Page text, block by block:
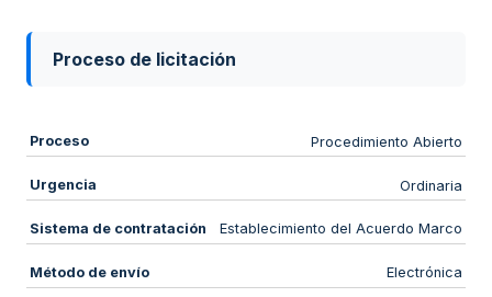
Proceso de licitación
Proceso Procedimiento Abierto
Urgencia Ordinaria
Sistema de contratación Establecimiento del Acuerdo Marco
Método de envío Electrónica